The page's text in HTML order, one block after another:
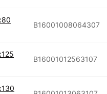
B16001008064307
B16001012563107